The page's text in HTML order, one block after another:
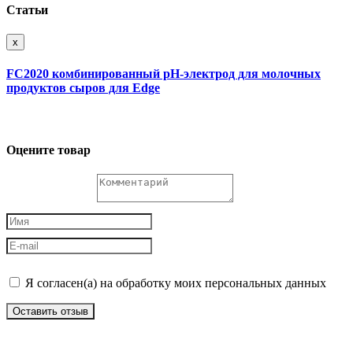
Статьи
x
FC2020 комбинированный рН-электрод для молочных
продуктов сыров для Edge
Оцените товар
Я согласен(а) на обработку моих персональных данных
Оставить отзыв